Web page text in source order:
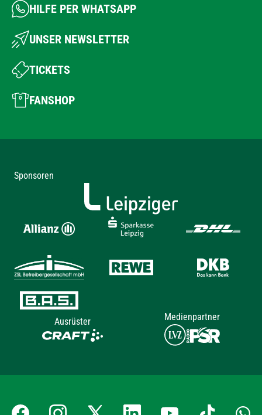
HILFE PER WHATSAPP
UNSER NEWSLETTER
TICKETS
FANSHOP
Sponsoren
Ausrüster Medienpartner